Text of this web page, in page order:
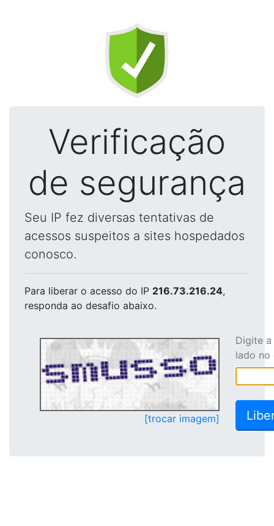
Verificação
de segurança
Seu IP fez diversas tentativas de
acessos suspeitos a sites hospedados
conosco.
Para liberar o acesso do IP 216.73.216.24,
responda ao desafio abaixo.
[trocar imagem]
Digite
lado no